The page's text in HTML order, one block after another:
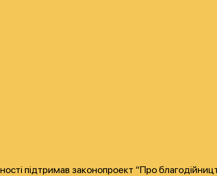
підтримав законопроект “Про